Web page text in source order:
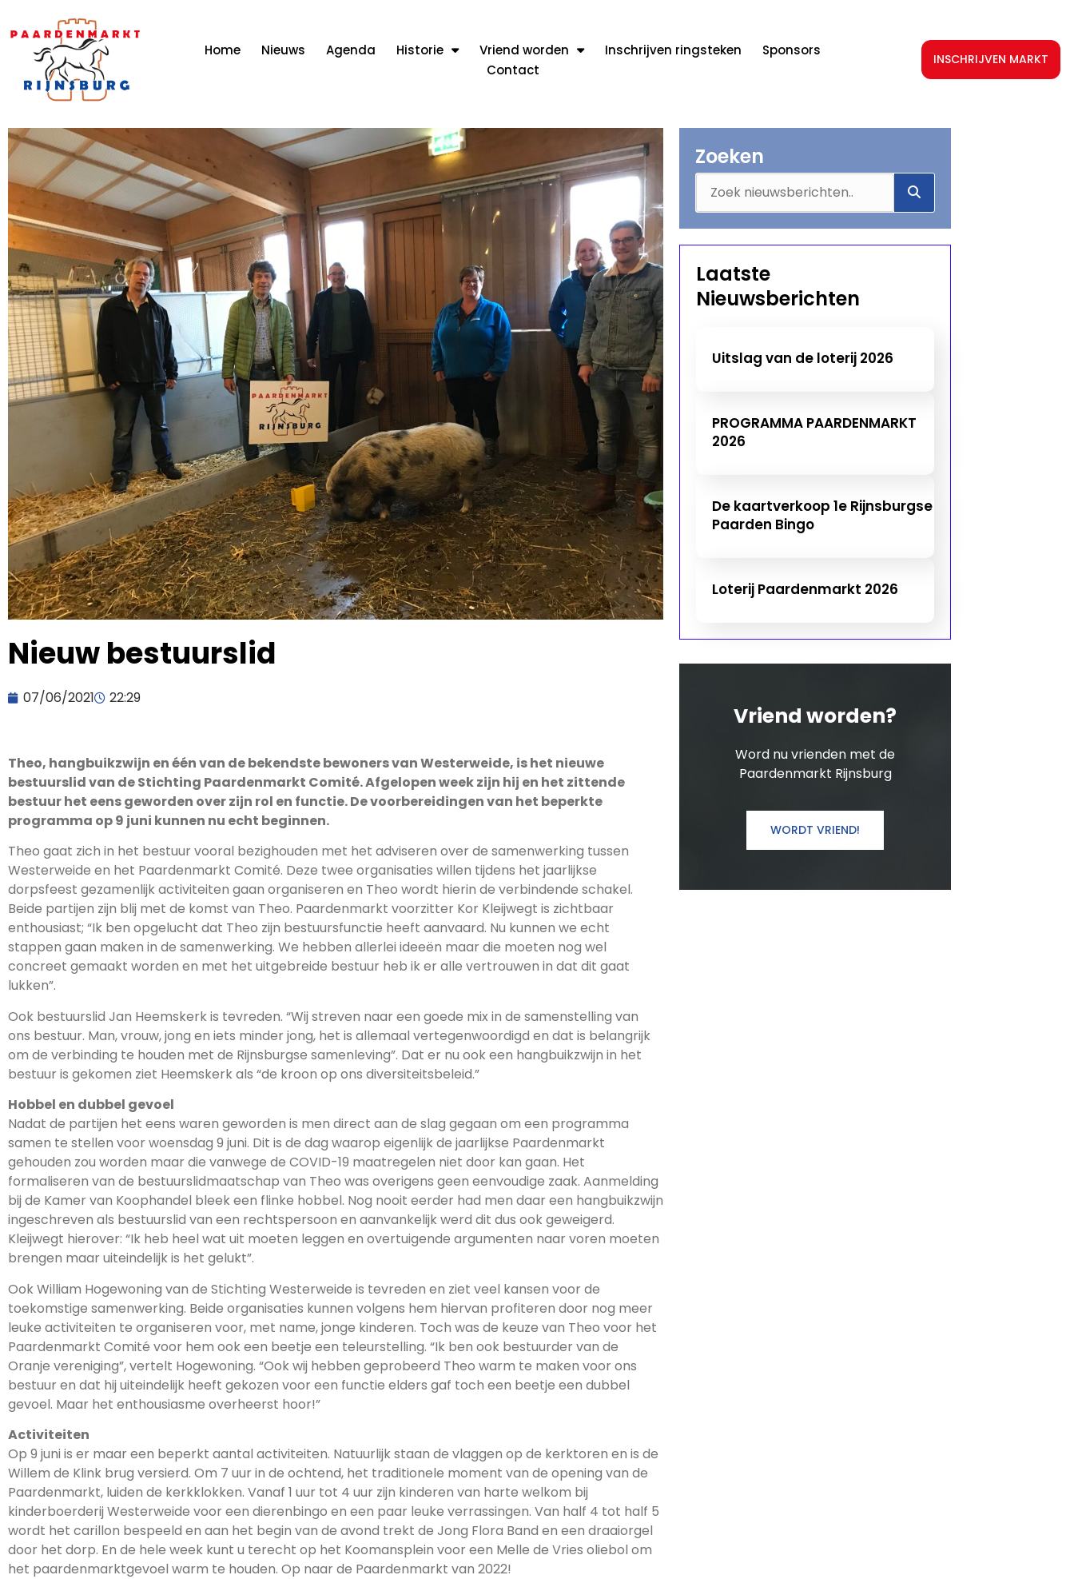
Home Nieuws Agenda Historie Vriend worden Inschrijven ringsteken
Sponsors
Contact
INSCHRIJVEN MARKT
Nieuw bestuurslid
07/06/2021 22:29
Theo, hangbuikzwijn en één van de bekendste bewoners van Westerweide, is het nieuwe
bestuurslid van de Stichting Paardenmarkt Comité. Afgelopen week zijn hij en het zittende
bestuur het eens geworden over zijn rol en functie. De voorbereidingen van het beperkte
programma op 9 juni kunnen nu echt beginnen.
Theo gaat zich in het bestuur vooral bezighouden met het adviseren over de samenwerking tussen
Westerweide en het Paardenmarkt Comité. Deze twee organisaties willen tijdens het jaarlijkse
dorpsfeest gezamenlijk activiteiten gaan organiseren en Theo wordt hierin de verbindende schakel.
Beide partijen zijn blij met de komst van Theo. Paardenmarkt voorzitter Kor Kleijwegt is zichtbaar
enthousiast; “Ik ben opgelucht dat Theo zijn bestuursfunctie heeft aanvaard. Nu kunnen we echt
stappen gaan maken in de samenwerking. We hebben allerlei ideeën maar die moeten nog wel
concreet gemaakt worden en met het uitgebreide bestuur heb ik er alle vertrouwen in dat dit gaat
lukken”.
Ook bestuurslid Jan Heemskerk is tevreden. “Wij streven naar een goede mix in de samenstelling van
ons bestuur. Man, vrouw, jong en iets minder jong, het is allemaal vertegenwoordigd en dat is belangrijk
om de verbinding te houden met de Rijnsburgse samenleving”. Dat er nu ook een hangbuikzwijn in het
bestuur is gekomen ziet Heemskerk als “de kroon op ons diversiteitsbeleid.”
Hobbel en dubbel gevoel
Nadat de partijen het eens waren geworden is men direct aan de slag gegaan om een programma
samen te stellen voor woensdag 9 juni. Dit is de dag waarop eigenlijk de jaarlijkse Paardenmarkt
gehouden zou worden maar die vanwege de COVID-19 maatregelen niet door kan gaan. Het
formaliseren van de bestuurslidmaatschap van Theo was overigens geen eenvoudige zaak. Aanmelding
bij de Kamer van Koophandel bleek een flinke hobbel. Nog nooit eerder had men daar een hangbuikzwijn
ingeschreven als bestuurslid van een rechtspersoon en aanvankelijk werd dit dus ook geweigerd.
Kleijwegt hierover: “Ik heb heel wat uit moeten leggen en overtuigende argumenten naar voren moeten
brengen maar uiteindelijk is het gelukt”.
Ook William Hogewoning van de Stichting Westerweide is tevreden en ziet veel kansen voor de
toekomstige samenwerking. Beide organisaties kunnen volgens hem hiervan profiteren door nog meer
leuke activiteiten te organiseren voor, met name, jonge kinderen. Toch was de keuze van Theo voor het
Paardenmarkt Comité voor hem ook een beetje een teleurstelling. “Ik ben ook bestuurder van de
Oranje vereniging”, vertelt Hogewoning. “Ook wij hebben geprobeerd Theo warm te maken voor ons
bestuur en dat hij uiteindelijk heeft gekozen voor een functie elders gaf toch een beetje een dubbel
gevoel. Maar het enthousiasme overheerst hoor!”
Activiteiten
Op 9 juni is er maar een beperkt aantal activiteiten. Natuurlijk staan de vlaggen op de kerktoren en is de
Willem de Klink brug versierd. Om 7 uur in de ochtend, het traditionele moment van de opening van de
Paardenmarkt, luiden de kerkklokken. Vanaf 1 uur tot 4 uur zijn kinderen van harte welkom bij
kinderboerderij Westerweide voor een dierenbingo en een paar leuke verrassingen. Van half 4 tot half 5
wordt het carillon bespeeld en aan het begin van de avond trekt de Jong Flora Band en een draaiorgel
door het dorp. En de hele week kunt u terecht op het Koomansplein voor een Melle de Vries oliebol om
het paardenmarktgevoel warm te houden. Op naar de Paardenmarkt van 2022!
Zoeken
Laatste
Nieuwsberichten
Uitslag van de loterij 2026
PROGRAMMA PAARDENMARKT
2026
De kaartverkoop 1e Rijnsburgse
Paarden Bingo
Loterij Paardenmarkt 2026
Vriend worden?
Word nu vrienden met de
Paardenmarkt Rijnsburg
WORDT VRIEND!